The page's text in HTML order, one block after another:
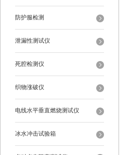
防护服检测
泄漏性测试仪
死腔检测仪
织物涨破仪
电线水平垂直燃烧测试仪
冰水冲击试验箱